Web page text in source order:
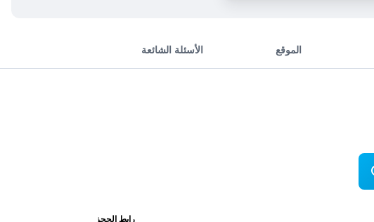
الموقع الأسئلة الشائعة
رابط الحجز